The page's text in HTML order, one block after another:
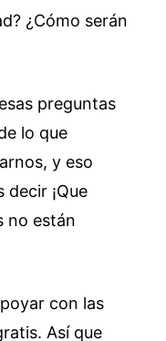
¿Cómo serán
preguntas
lo que
y eso
decir ¡Que
no están
con las
Así que